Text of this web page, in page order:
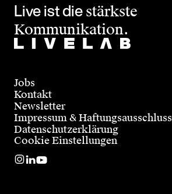
Live ist die stärkste
Kommunikation.
Jobs
Kontakt
Newsletter
Impressum & Haftungsausschluss
Datenschutzerklärung
Cookie Einstellungen